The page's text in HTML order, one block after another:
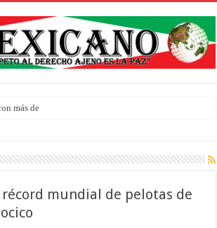
más de trescientos actos honr
mundial de pelotas de